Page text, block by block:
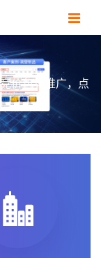
价包年推广，点